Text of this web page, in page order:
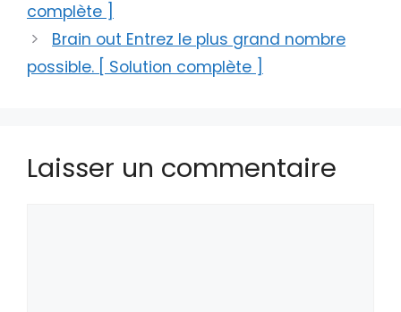
complète ]
Brain out Entrez le plus grand nombre
possible. [ Solution complète ]
Laisser un commentaire